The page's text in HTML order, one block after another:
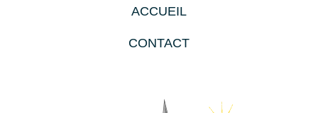
ACCUEIL
CONTACT